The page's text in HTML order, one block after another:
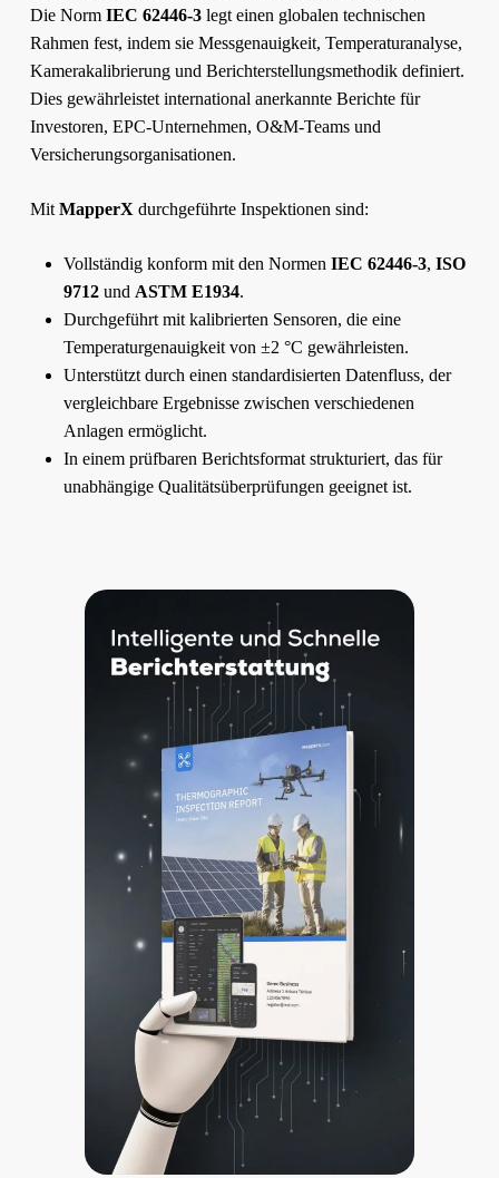
Die Norm IEC 62446-3legt einen globalen technischen
Rahmen fest, indem sie Messgenauigkeit, Temperaturanalyse,
Kamerakalibrierung und Berichterstellungsmethodik definiert.
Dies gewährleistet international anerkannte Berichte für
Investoren, EPC-Unternehmen, O&M-Teams und
Versicherungsorganisationen.
Mit MapperX durchgeführte Inspektionen sind:
Vollständig konform mit den Normen IEC 62446-3, ISO
9712und ASTM E1934.
Durchgeführt mit kalibrierten Sensoren, die eine
Temperaturgenauigkeit von ±2 °C gewährleisten.
Unterstützt durch einen standardisierten Datenfluss, der
vergleichbare Ergebnisse zwischen verschiedenen
Anlagen ermöglicht.
In einem prüfbaren Berichtsformat strukturiert, das für
unabhängige Qualitätsüberprüfungen geeignet ist.